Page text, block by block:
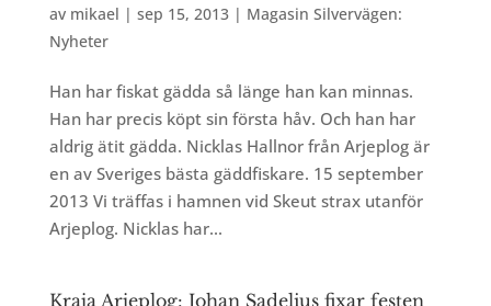
av mikael | sep 15, 2013| Magasin Silvervägen:
Nyheter
Han har fiskat gädda så länge han kan minnas.
Han har precis köpt sin första håv. Och han har
aldrig ätit gädda. Nicklas Hallnor från Arjeplog är
en av Sveriges bästa gäddfiskare. 15 september
2013 Vi träffas i hamnen vid Skeut strax utanför
Arjeplog. Nicklas har...
Kraja Arjeplog: Johan Sadelius fixar festen